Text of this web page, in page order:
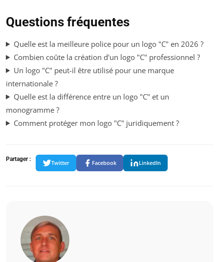
Questions fréquentes
Quelle est la meilleure police pour un logo "C" en 2026 ?
Combien coûte la création d'un logo "C" professionnel ?
Un logo "C" peut-il être utilisé pour une marque
internationale ?
Quelle est la différence entre un logo "C" et un
monogramme ?
Comment protéger mon logo "C" juridiquement ?
Partager :
Twitter Facebook LinkedIn